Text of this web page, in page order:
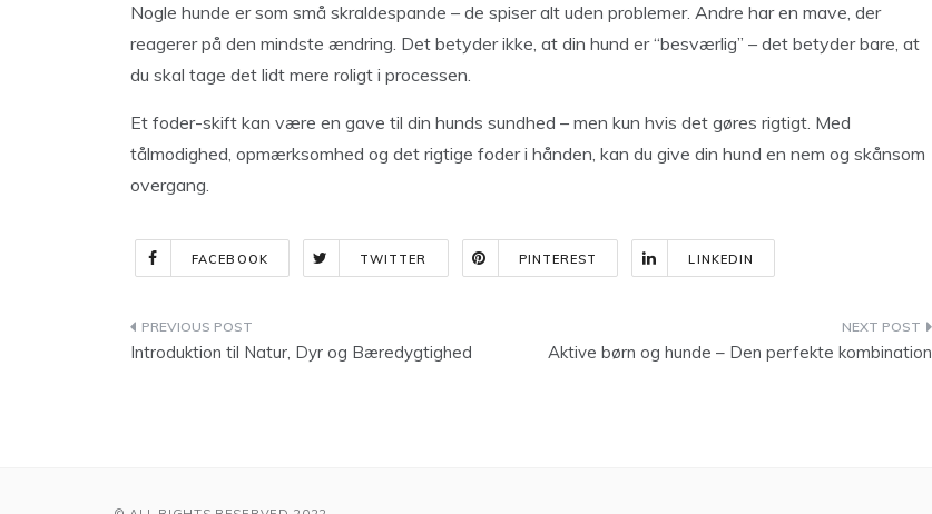
Nogle hunde er som små skraldespande – de spiser alt uden problemer. Andre har en mave, der
reagerer på den mindste ændring. Det betyder ikke, at din hund er “besværlig” – det betyder bare, at
du skal tage det lidt mere roligt i processen.
Et foder-skift kan være en gave til din hunds sundhed – men kun hvis det gøres rigtigt. Med
tålmodighed, opmærksomhed og det rigtige foder i hånden, kan du give din hund en nem og skånsom
overgang.
FACEBOOK TWITTER PINTEREST LINKEDIN
Indlægsnavigation
Introduktion til Natur, Dyr og Bæredygtighed Aktive børn og hunde – Den perfekte kombination